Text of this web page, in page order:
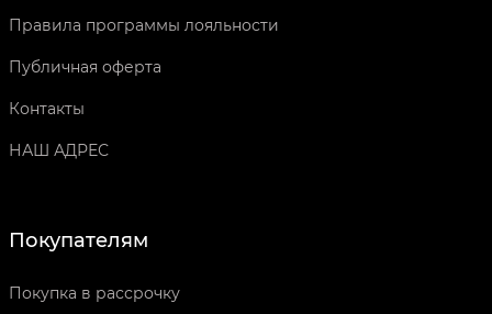
Правила программы лояльности
Публичная оферта
Контакты
НАШ АДРЕС
Покупателям
Покупка в рассрочку